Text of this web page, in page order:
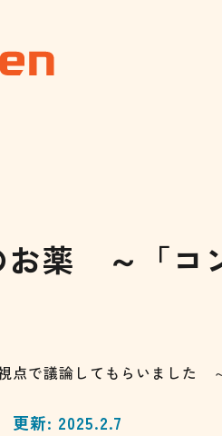
お薬 ～「コ
点で議論してもらいました
更新: 2025.2.7